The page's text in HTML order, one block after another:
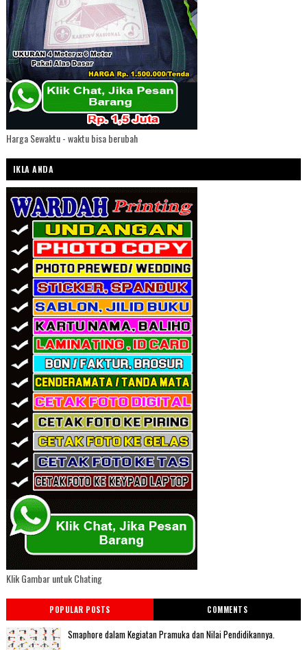
Harga Sewaktu - waktu bisa berubah
IKLA ANDA
Klik Gambar untuk Chating
POPULAR POSTS COMMENTS
Smaphore dalam Kegiatan Pramuka dan Nilai Pendidikannya.